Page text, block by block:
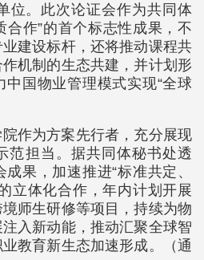
位。此次论证会作为共同体
合作”的首个标志性成果，不
建设标杆，还将推动课程共
机制的生态共建，并计划形
中国物业管理模式实现“全球
作为方案先行者，充分展现
范担当。据共同体秘书处透
果，加速推进“标准共定、
立体化合作，年内计划开展
师生研修等项目，持续为物
入新动能，推动汇聚全球智
教育新生态加速形成。（通